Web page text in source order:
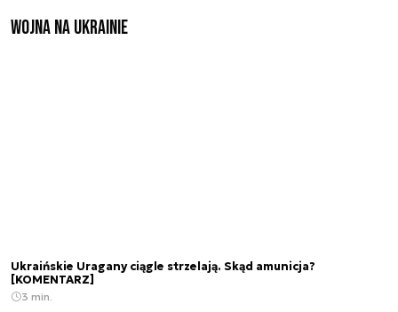
Wojna na Ukrainie
Ukraińskie Uragany ciągle strzelają. Skąd amunicja?
[KOMENTARZ]
3 min.